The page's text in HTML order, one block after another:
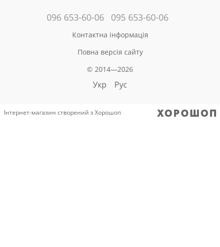
096 653-60-06 095 653-60-06
Контактна інформація
Повна версія сайту
© 2014—2026
Укр Рус
Інтернет-магазин створений з Хорошоп